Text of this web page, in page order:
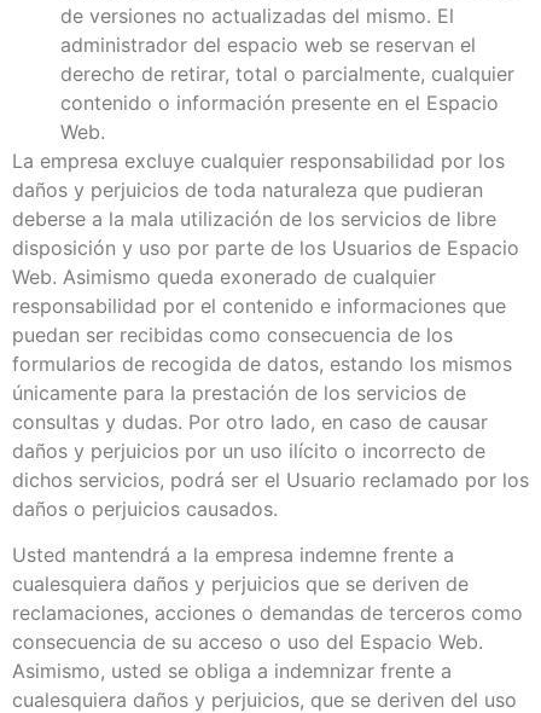
de versiones no actualizadas del mismo. El
administrador del espacio web se reservan el
derecho de retirar, total o parcialmente, cualquier
contenido o información presente en el Espacio
Web.
La empresa excluye cualquier responsabilidad por los
daños y perjuicios de toda naturaleza que pudieran
deberse a la mala utilización de los servicios de libre
disposición y uso por parte de los Usuarios de Espacio
Web. Asimismo queda exonerado de cualquier
responsabilidad por el contenido e informaciones que
puedan ser recibidas como consecuencia de los
formularios de recogida de datos, estando los mismos
únicamente para la prestación de los servicios de
consultas y dudas. Por otro lado, en caso de causar
daños y perjuicios por un uso ilícito o incorrecto de
dichos servicios, podrá ser el Usuario reclamado por los
daños o perjuicios causados.
Usted mantendrá a la empresa indemne frente a
cualesquiera daños y perjuicios que se deriven de
reclamaciones, acciones o demandas de terceros como
consecuencia de su acceso o uso del Espacio Web.
Asimismo, usted se obliga a indemnizar frente a
cualesquiera daños y perjuicios, que se deriven del uso